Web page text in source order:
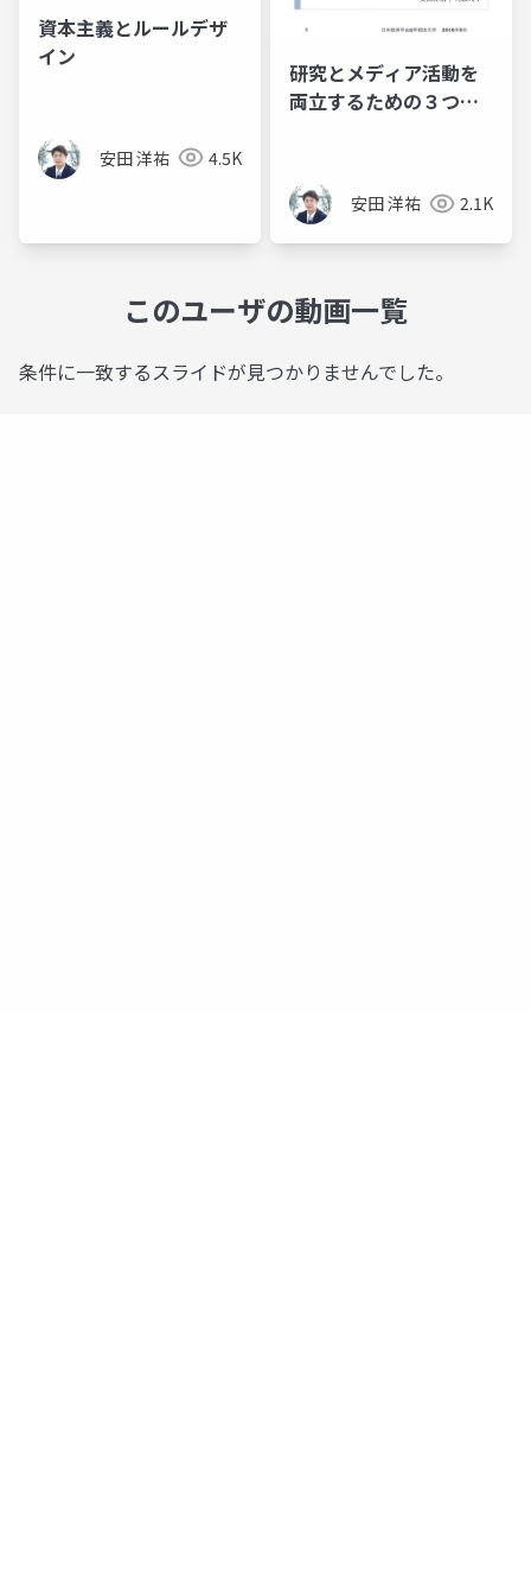
資本主義とルールデザ
イン
安田 洋祐 4.5K
研究とメディア活動を
両立するための３つの
安田 洋祐 2.1K
このユーザの動画一覧
条件に一致するスライドが見つかりませんでした。